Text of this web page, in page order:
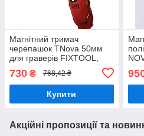
Магнітний тримач
черепашок TNova 50мм
для граверів FIXTOOL,
730 ₴ 768,42 ₴
Купити
Акційні пропозиції та